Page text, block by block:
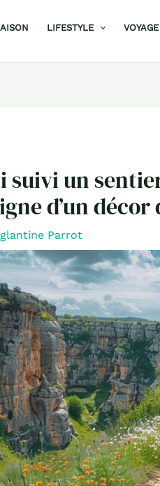
LIFESTYLE VOYAGE
suivi un
d’un décor
Parrot